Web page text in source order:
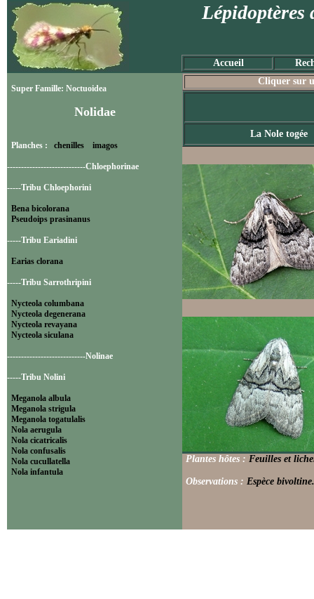
Lépidoptères
Accueil
Super Famille: Noctuoidea
Nolidae
Planches : chenilles imagos
----------------------------Chloephorinae
-----Tribu Chloephorini
Bena bicolorana
Pseudoips prasinanus
-----Tribu Eariadini
Earias clorana
-----Tribu Sarrothripini
Nycteola columbana
Nycteola degenerana
Nycteola revayana
Nycteola siculana
----------------------------Nolinae
-----Tribu Nolini
Meganola albula
Meganola strigula
Meganola togatulalis
Nola aerugula
Nola cicatricalis
Nola confusalis
Nola cucullatella
Nola infantula
Cliquer sur
La Nole togée
Plantes hôtes : Feuilles et
Observations : Espèce